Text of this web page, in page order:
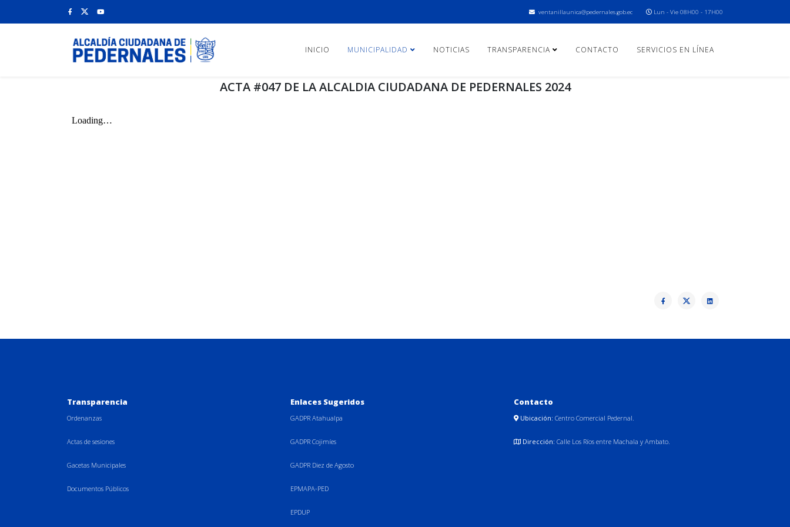
ventanillaunica@pedernales.gob.ec Lun - Vie 08H00 - 17H00
INICIO MUNICIPALIDAD NOTICIAS TRANSPARENCIA CONTACTO SERVICIOS EN LÍNEA
ACTA #047 DE LA ALCALDIA CIUDADANA DE PEDERNALES 2024
Transparencia
Ordenanzas
Actas de sesiones
Gacetas Municipales
Documentos Públicos
Enlaces Sugeridos
GADPR Atahualpa
GADPR Cojimíes
GADPR Diez de Agosto
EPMAPA-PED
EPDUP
Contacto
Ubicación: Centro Comercial Pedernal.
Dirección: Calle Los Ríos entre Machala y Ambato.